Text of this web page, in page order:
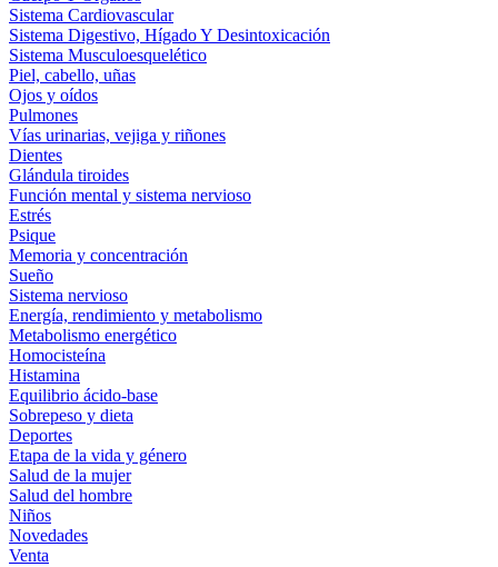
Sistema Cardiovascular
Sistema Digestivo, Hígado Y Desintoxicación
Sistema Musculoesquelético
Piel, cabello, uñas
Ojos y oídos
Pulmones
Vías urinarias, vejiga y riñones
Dientes
Glándula tiroides
Función mental y sistema nervioso
Estrés
Psique
Memoria y concentración
Sueño
Sistema nervioso
Energía, rendimiento y metabolismo
Metabolismo energético
Homocisteína
Histamina
Equilibrio ácido-base
Sobrepeso y dieta
Deportes
Etapa de la vida y género
Salud de la mujer
Salud del hombre
Niños
Novedades
Venta